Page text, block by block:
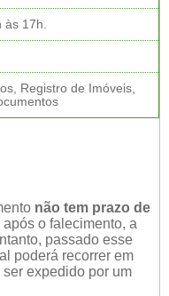
às 17h.
Registro de Imóveis,
não tem prazo de
o falecimento, a
passado esse
poderá recorrer em
expedido por um